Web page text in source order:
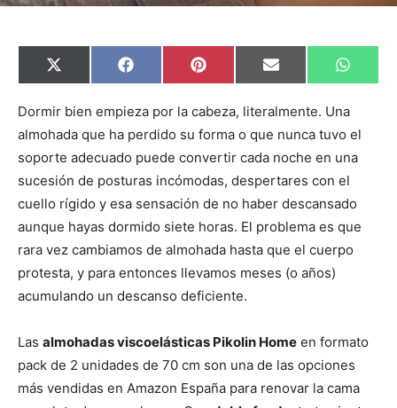
C
o
p
r
i
r
e
n
X
(
w
t
t
e
r
)
C
o
p
r
r
e
n
F
a
e
o
o
k
C
o
p
r
i
r
e
n
P
i
t
r
e
s
t
C
o
p
r
i
r
e
n
E
m
i
C
o
p
r
i
r
e
n
W
h
t
A
p
p
Dormir bien empieza por la cabeza, literalmente. Una
almohada que ha perdido su forma o que nunca tuvo el
soporte adecuado puede convertir cada noche en una
sucesión de posturas incómodas, despertares con el
cuello rígido y esa sensación de no haber descansado
aunque hayas dormido siete horas. El problema es que
rara vez cambiamos de almohada hasta que el cuerpo
protesta, y para entonces llevamos meses (o años)
acumulando un descanso deficiente.
Las almohadas viscoelásticas Pikolin Home en formato
pack de 2 unidades de 70 cm son una de las opciones
más vendidas en Amazon España para renovar la cama